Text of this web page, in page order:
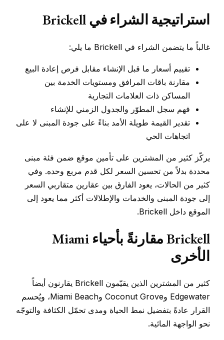
استراتيجية الشراء في Brickell
غالباً ما يتضمن الشراء في Brickell ما يلي:
تقييم أسعار ما قبل الإنشاء مقابل فرص إعادة البيع
مقارنة باقات المرافق ومستويات الخدمة بين
المساكن ذات العلامات التجارية
فهم سجل المطوّر والجدول الزمني للإنشاء
تقدير القيمة طويلة الأمد بناءً على جودة المبنى لا على
اتجاهات الحي
يركّز كثير من المشترين على تأمين موقع ضمن فئة مبنى
محددة بدلاً من تحسين السعر لكل قدم مربع وحده. وفي
كثير من الحالات، يعود الفارق بين عقارين متقاربي السعر
إلى جودة المبنى والخدمات والإطلالات أكثر مما يعود إلى
الموقع داخل Brickell.
Brickell مقارنةً بأحياء Miami
الأخرى
كثير من المشترين الذين يقيّمون Brickell يقارنون أيضاً
Edgewater وCoconut Grove وMiami Beach، ويُحسم
القرار عادةً بتفضيل نمط الحياة ومدى تحمّل الكثافة والتوجّه
نحو الواجهة المائية.